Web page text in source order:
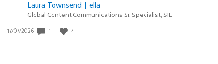
Laura Townsend | ella
Global Content Communications Sr. Specialist, SIE
Fecha
17/07/2026 1 4